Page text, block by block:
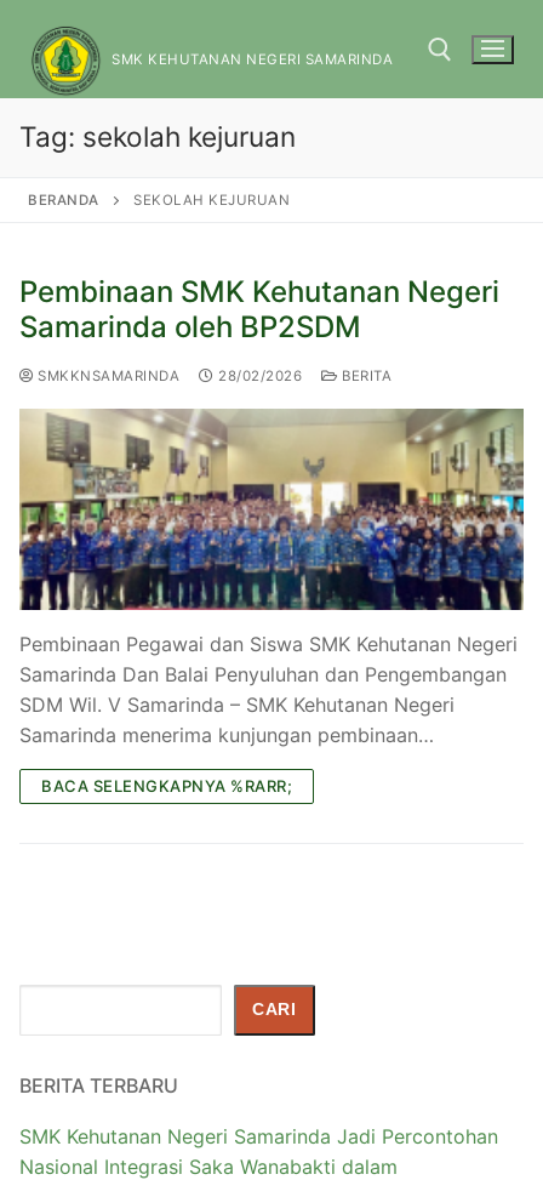
SMK KEHUTANAN NEGERI SAMARINDA
Tag: sekolah kejuruan
BERANDA SEKOLAH KEJURUAN
Pembinaan SMK Kehutanan Negeri
Samarinda oleh BP2SDM
SMKKNSAMARINDA 28/02/2026 BERITA
Pembinaan Pegawai dan Siswa SMK Kehutanan Negeri
Samarinda Dan Balai Penyuluhan dan Pengembangan
SDM Wil. V Samarinda – SMK Kehutanan Negeri
Samarinda menerima kunjungan pembinaan…
BACA SELENGKAPNYA %RARR;
CARI
BERITA TERBARU
SMK Kehutanan Negeri Samarinda Jadi Percontohan
Nasional Integrasi Saka Wanabakti dalam